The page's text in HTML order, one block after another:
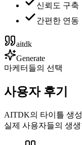
신뢰도 구축
간편한 연동
aitdk
Generate
마케터들의 선택
사용자 후기
AITDK의 타이틀 생
실제 사용자들의 생